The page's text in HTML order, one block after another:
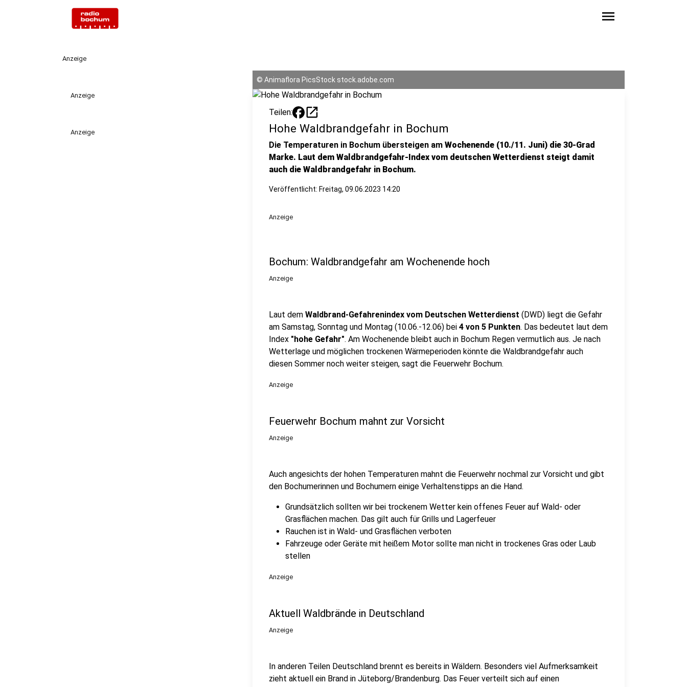
menu
Anzeige
Anzeige
Anzeige
© Animaflora PicsStock stock.adobe.com
Teilen: open_in_new
Hohe Waldbrandgefahr in Bochum
Die Temperaturen in Bochum übersteigen am Wochenende (10./11. Juni) die 30-Grad
Marke. Laut dem Waldbrandgefahr-Index vom deutschen Wetterdienst steigt damit
auch die Waldbrandgefahr in Bochum.
Veröffentlicht: Freitag, 09.06.2023 14:20
Anzeige
Bochum: Waldbrandgefahr am Wochenende hoch
Anzeige
Laut dem Waldbrand-Gefahrenindex vom Deutschen Wetterdienst (DWD) liegt die Gefahr
am Samstag, Sonntag und Montag (10.06.-12.06) bei 4 von 5 Punkten. Das bedeutet laut dem
Index "hohe Gefahr". Am Wochenende bleibt auch in Bochum Regen vermutlich aus. Je nach
Wetterlage und möglichen trockenen Wärmeperioden könnte die Waldbrandgefahr auch
diesen Sommer noch weiter steigen, sagt die Feuerwehr Bochum.
Anzeige
Feuerwehr Bochum mahnt zur Vorsicht
Anzeige
Auch angesichts der hohen Temperaturen mahnt die Feuerwehr nochmal zur Vorsicht und gibt
den Bochumerinnen und Bochumern einige Verhaltenstipps an die Hand.
Grundsätzlich sollten wir bei trockenem Wetter kein offenes Feuer auf Wald- oder
Grasflächen machen. Das gilt auch für Grills und Lagerfeuer
Rauchen ist in Wald- und Grasflächen verboten
Fahrzeuge oder Geräte mit heißem Motor sollte man nicht in trockenes Gras oder Laub
stellen
Anzeige
Aktuell Waldbrände in Deutschland
Anzeige
In anderen Teilen Deutschland brennt es bereits in Wäldern. Besonders viel Aufmerksamkeit
zieht aktuell ein Brand in Jüteborg/Brandenburg. Das Feuer verteilt sich auf einen